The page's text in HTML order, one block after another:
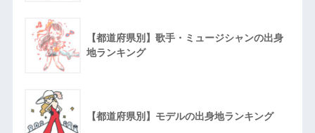
【都道府県別】歌手・ミュージシャンの出身
地ランキング
【都道府県別】モデルの出身地ランキング